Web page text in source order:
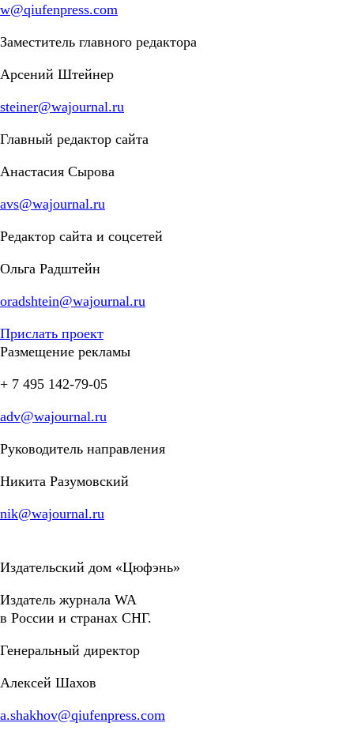
w@qiufenpress.com
Заместитель главного редактора
Арсений Штейнер
steiner@wajournal.ru
Главный редактор сайта
Анастасия Сырова
avs@wajournal.ru
Редактор сайта и соцсетей
Ольга Радштейн
oradshtein@wajournal.ru
Прислать проект
Размещение рекламы
+ 7 495 142-79-05
adv@wajournal.ru
Руководитель направления
Никита Разумовский
nik@wajournal.ru
Издательский дом «Цюфэнь»
Издатель журнала WA
в России и странах СНГ.
Генеральный директор
Алексей Шахов
a.shakhov@qiufenpress.com